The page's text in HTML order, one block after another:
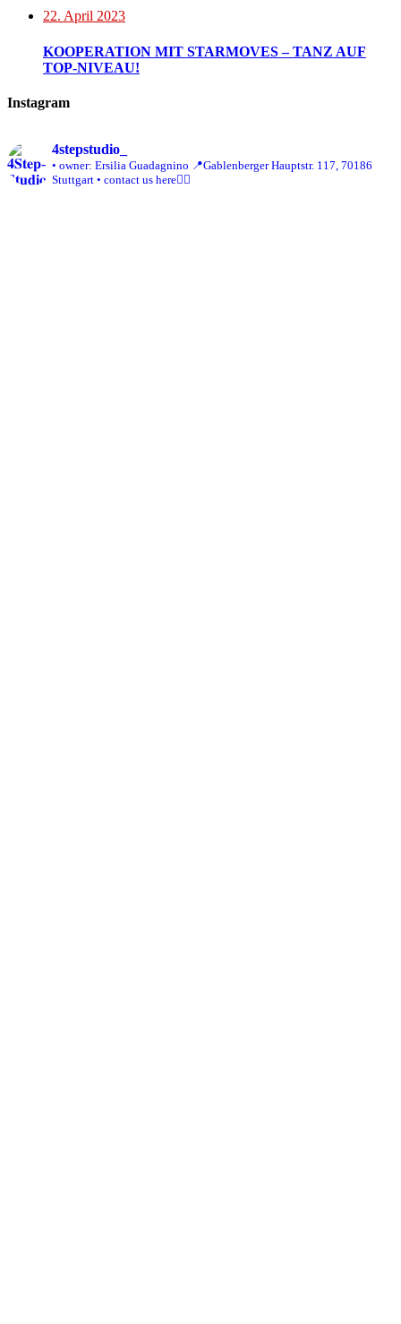
22. April 2023
KOOPERATION MIT STARMOVES – TANZ AUF
TOP-NIVEAU!
Instagram
4stepstudio_
• owner: Ersilia Guadagnino 📍Gablenberger Hauptstr. 117, 70186
Stuttgart • contact us here👇🏼